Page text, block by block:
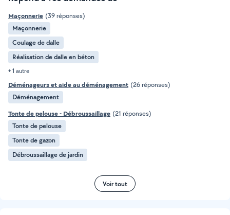
Maçonnerie (39 réponses)
Maçonnerie
Coulage de dalle
Réalisation de dalle en béton
+ 1 autre
Déménageurs et aide au déménagement (26 réponses)
Déménagement
Tonte de pelouse - Débroussaillage (21 réponses)
Tonte de pelouse
Tonte de gazon
Débroussaillage de jardin
Voir tout